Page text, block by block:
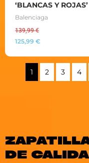
‘BLANCAS Y ROJAS’
Balenciaga
139,99€
125,99 €
1 2 3 4
DE